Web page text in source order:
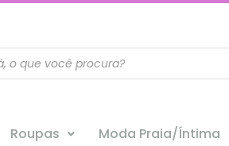
Roupas Moda Praia/Íntima